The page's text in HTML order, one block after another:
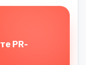
PR-